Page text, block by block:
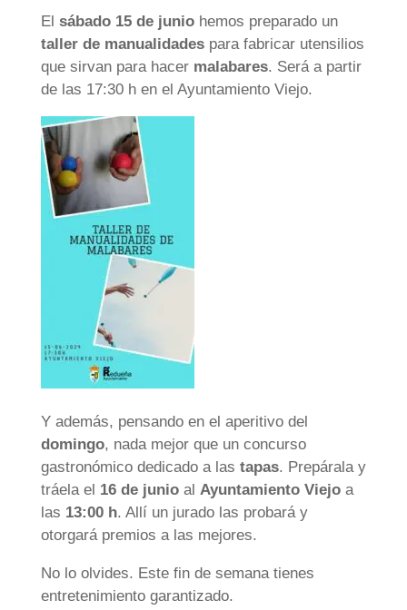
El sábado 15 de juniohemos preparado un
taller de manualidadespara fabricar utensilios
que sirvan para hacer malabares. Será a partir
de las 17:30 h en el Ayuntamiento Viejo.
Y además, pensando en el aperitivo del
domingo, nada mejor que un concurso
gastronómico dedicado a las tapas. Prepárala y
tráela el 16 de junioal Ayuntamiento Viejoa
las 13:00 h. Allí un jurado las probará y
otorgará premios a las mejores.
No lo olvides. Este fin de semana tienes
entretenimiento garantizado.